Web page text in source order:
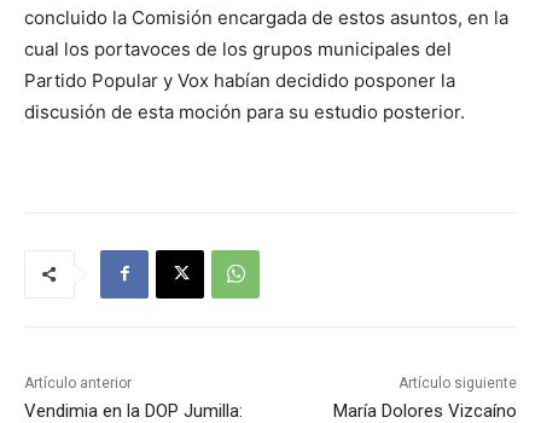
concluido la Comisión encargada de estos asuntos, en la
cual los portavoces de los grupos municipales del
Partido Popular y Vox habían decidido posponer la
discusión de esta moción para su estudio posterior.
Artículo anterior
Vendimia en la DOP Jumilla:
Artículo siguiente
María Dolores Vizcaíno